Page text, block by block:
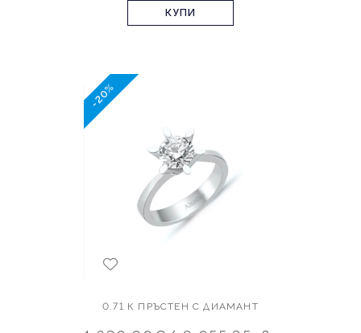
КУПИ
-20%
0.71 К ПРЪСТЕН С ДИАМАНТ